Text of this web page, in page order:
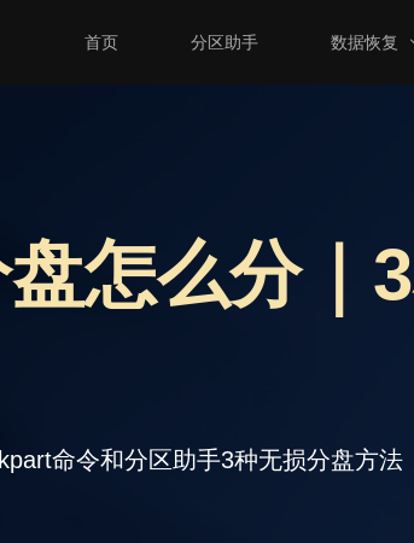
首页 分区助手 数据恢复
怎么分｜
命令和分区助手3种无损分盘方法